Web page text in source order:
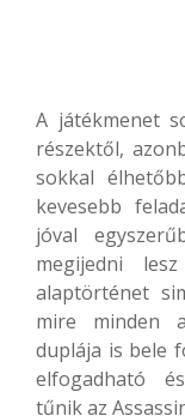
A játékmenet
részektől,
sokkal
kevesebb
jóval
megijedni
alaptörténet
mire minden
duplája is bele
elfogadható
tűnik az